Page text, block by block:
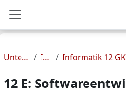
Website-Übersicht
Unterrichtsfächer Informatik
12 E: